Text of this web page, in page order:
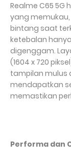
Realme C65 5G
yang
bintang saat
ketebalan
digenggam.
(1604 x 720
tampilan mulus
mendapatkan
memastikan
Performa dan